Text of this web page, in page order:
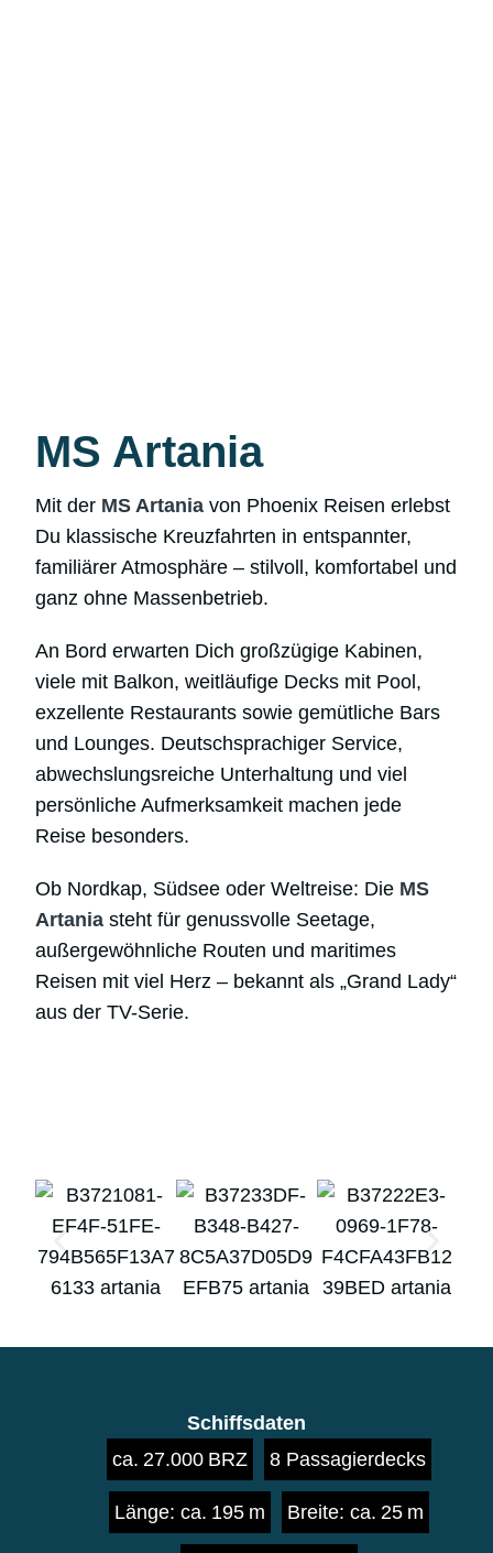
MS Artania
Mit der MS Artania von Phoenix Reisen erlebst
Du klassische Kreuzfahrten in entspannter,
familiärer Atmosphäre – stilvoll, komfortabel und
ganz ohne Massenbetrieb.
An Bord erwarten Dich großzügige Kabinen,
viele mit Balkon, weitläufige Decks mit Pool,
exzellente Restaurants sowie gemütliche Bars
und Lounges. Deutschsprachiger Service,
abwechslungsreiche Unterhaltung und viel
persönliche Aufmerksamkeit machen jede
Reise besonders.
Ob Nordkap, Südsee oder Weltreise: Die MS
Artania steht für genussvolle Seetage,
außergewöhnliche Routen und maritimes
Reisen mit viel Herz – bekannt als „Grand Lady“
aus der TV-Serie.
Schiffsdaten
ca. 27.000 BRZ
8 Passagierdecks
Länge: ca. 195 m Breite: ca. 25 m